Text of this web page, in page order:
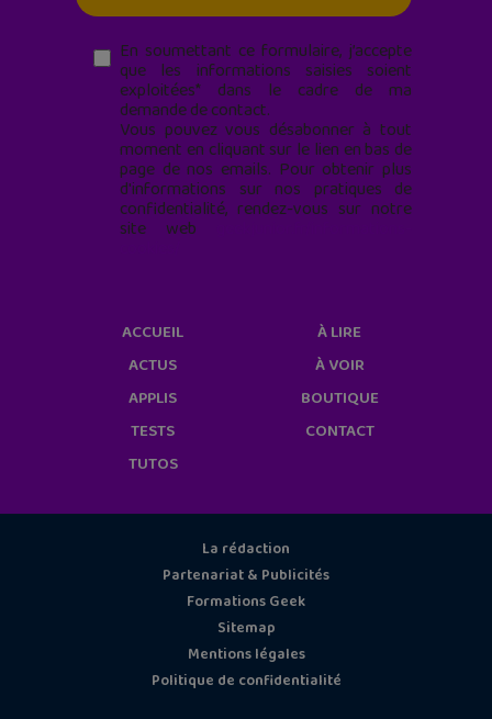
En soumettant ce formulaire, j’accepte
que les informations saisies soient
exploitées* dans le cadre de ma
demande de contact.
Vous pouvez vous désabonner à tout
moment en cliquant sur le lien en bas de
page de nos emails. Pour obtenir plus
d'informations sur nos pratiques de
confidentialité, rendez-vous sur notre
site web
ACCUEIL
ACTUS
APPLIS
TESTS
TUTOS
À LIRE
À VOIR
BOUTIQUE
CONTACT
La rédaction
Partenariat & Publicités
Formations Geek
Sitemap
Mentions légales
Politique de confidentialité